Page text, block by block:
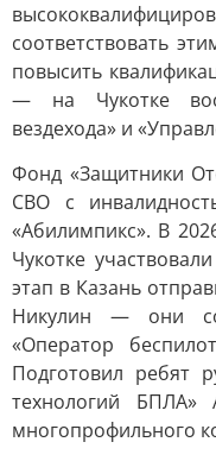
соответствовать
повысить
— на Чукотке
вездехода» и
Фонд «Защитники
СВО с
«Абилимпикс». В
Чукотке
этап в Казань
Никулин — они
«Оператор
Подготовил ребят
технологий БПЛА»
многопрофильного